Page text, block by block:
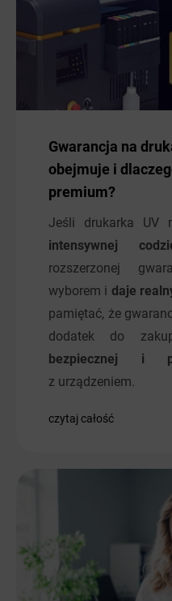
Gwarancja na
obejmuje i
premium?
Jeśli drukarka UV
intensywnej
rozszerzonej
wyborem i daje
pamiętać, że
dodatek do
bezpiecznej i
z urządzeniem.
czytaj całość